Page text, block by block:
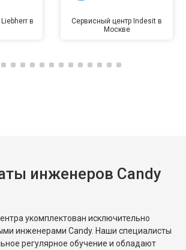
в
Сервисный центр Indesit в
Москве
инженеров Candy
укомплектован исключительно
инженерами Candy. Наши специалисты
регулярное обучение и обладают